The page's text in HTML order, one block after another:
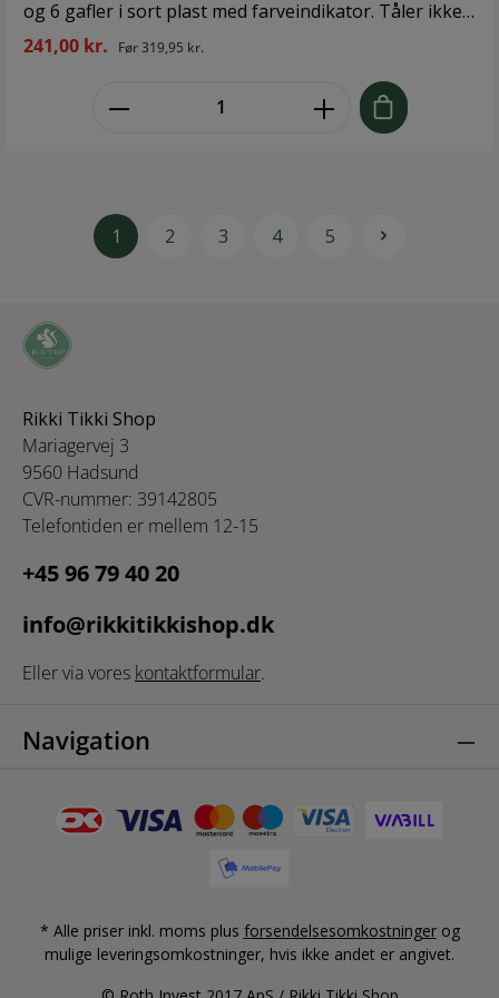
og 6 gafler i sort plast med farveindikator. Tåler ikke
opvaskemaskine. Inden støbejern stilles væk, skal du
sikre dig, at det er helt tørt, også i bunden og ved
håndtag, da den mindste smule fugt kan give
241,00 kr. Før319,95 kr.
1 2 3 4 5
Rikki Tikki Shop
Mariagervej 3
9560 Hadsund
CVR-nummer: 39142805
Telefontiden er mellem 12-15
+45 96 79 40 20
info@rikkitikkishop.dk
Eller via vores kontaktformular.
Navigation
* Alle priser inkl. moms plus forsendelsesomkostningerog
mulige leveringsomkostninger, hvis ikke andet er angivet.